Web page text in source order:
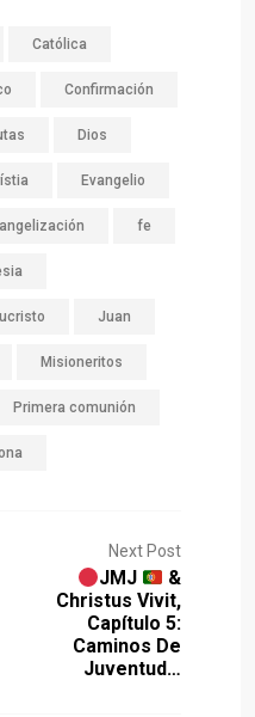
Católica
Confirmación
Dios
Evangelio
fe
Juan
Misioneritos
Primera comunión
Next Post
JMJ
&
Christus Vivit,
Capítulo 5:
Caminos De
Juventud…